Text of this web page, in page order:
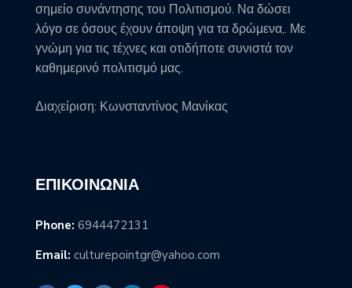
σημείο συνάντησης του Πολιτισμού. Να δώσει
λόγο σε όσους έχουν άποψη για τα δρώμενα,. Με
γνώμη για τις τέχνες και οτιδήποτε συνιστά τον
καθημερινό πολιτισμό μας.
Διαχείριση: Κωνσταντίνος Μανίκας
ΕΠΙΚΟΙΝΩΝΊΑ
Phone: 6944472131
Email: culturepointgr@yahoo.com